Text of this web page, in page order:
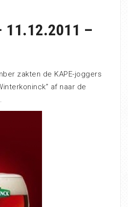
11.12.2011 –
zakten de KAPE-joggers
af naar de